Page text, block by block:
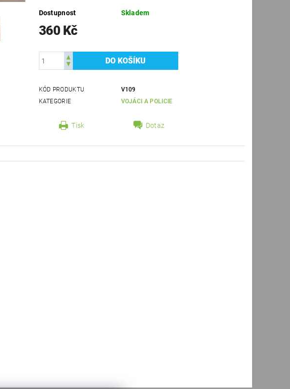
Dostupnost Skladem
360 Kč
KÓD PRODUKTU
V109
KATEGORIE
VOJÁCI A POLICIE
Tisk Dotaz